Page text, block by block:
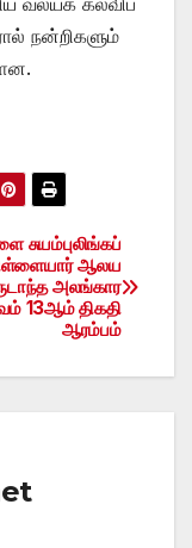
நன்றிகளும்
சுயம்புலிங்கப்
ஆலய
அலங்கார
13ஆம் திகதி
ஆரம்பம்